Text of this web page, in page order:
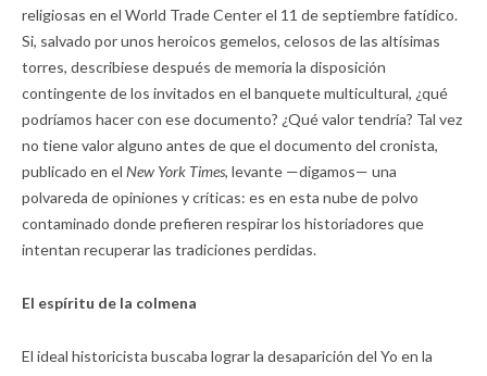
religiosas en el World Trade Center el 11 de septiembre fatídico.
Si, salvado por unos heroicos gemelos, celosos de las altísimas
torres, describiese después de memoria la disposición
contingente de los invitados en el banquete multicultural, ¿qué
podríamos hacer con ese documento? ¿Qué valor tendría? Tal vez
no tiene valor alguno antes de que el documento del cronista,
publicado en el New York Times, levante —digamos— una
polvareda de opiniones y críticas: es en esta nube de polvo
contaminado donde prefieren respirar los historiadores que
intentan recuperar las tradiciones perdidas.
El espíritu de la colmena
El ideal historicista buscaba lograr la desaparición del Yo en la